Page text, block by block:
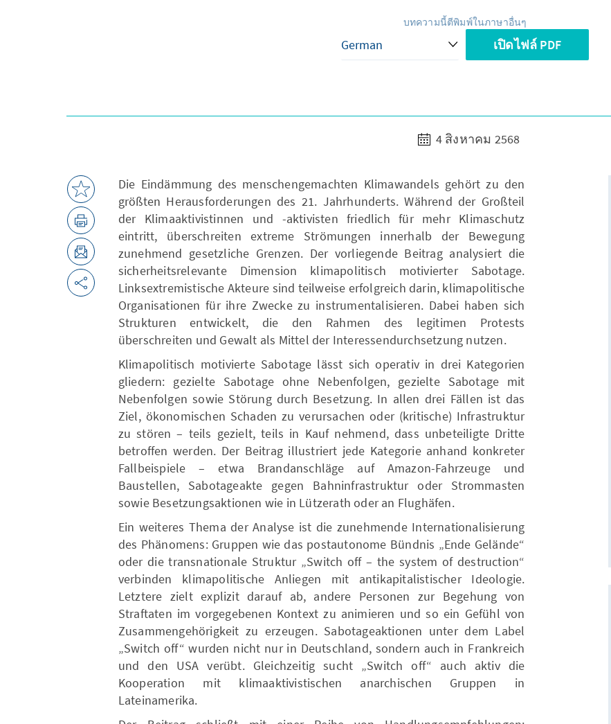
บทความนี้ตีพิมพ์ในภาษาอื่นๆ
เปิดไฟล์ PDF
4 สิงหาคม 2568
Die Eindämmung des menschengemachten Klimawandels gehört zu den
größten Herausforderungen des 21. Jahrhunderts. Während der Großteil
der Klimaaktivistinnen und -aktivisten friedlich für mehr Klimaschutz
eintritt, überschreiten extreme Strömungen innerhalb der Bewegung
zunehmend gesetzliche Grenzen. Der vorliegende Beitrag analysiert die
sicherheitsrelevante Dimension klimapolitisch motivierter Sabotage.
Linksextremistische Akteure sind teilweise erfolgreich darin, klimapolitische
Organisationen für ihre Zwecke zu instrumentalisieren. Dabei haben sich
Strukturen entwickelt, die den Rahmen des legitimen Protests
überschreiten und Gewalt als Mittel der Interessendurchsetzung nutzen.
Klimapolitisch motivierte Sabotage lässt sich operativ in drei Kategorien
gliedern: gezielte Sabotage ohne Nebenfolgen, gezielte Sabotage mit
Nebenfolgen sowie Störung durch Besetzung. In allen drei Fällen ist das
Ziel, ökonomischen Schaden zu verursachen oder (kritische) Infrastruktur
zu stören – teils gezielt, teils in Kauf nehmend, dass unbeteiligte Dritte
betroffen werden. Der Beitrag illustriert jede Kategorie anhand konkreter
Fallbeispiele – etwa Brandanschläge auf Amazon-Fahrzeuge und
Baustellen, Sabotageakte gegen Bahninfrastruktur oder Strommasten
sowie Besetzungsaktionen wie in Lützerath oder an Flughäfen.
Ein weiteres Thema der Analyse ist die zunehmende Internationalisierung
des Phänomens: Gruppen wie das postautonome Bündnis „Ende Gelände“
oder die transnationale Struktur „Switch off – the system of destruction“
verbinden klimapolitische Anliegen mit antikapitalistischer Ideologie.
Letztere zielt explizit darauf ab, andere Personen zur Begehung von
Straftaten im vorgegebenen Kontext zu animieren und so ein Gefühl von
Zusammengehörigkeit zu erzeugen. Sabotageaktionen unter dem Label
„Switch off“ wurden nicht nur in Deutschland, sondern auch in Frankreich
und den USA verübt. Gleichzeitig sucht „Switch off“ auch aktiv die
Kooperation mit klimaaktivistischen anarchischen Gruppen in
Lateinamerika.